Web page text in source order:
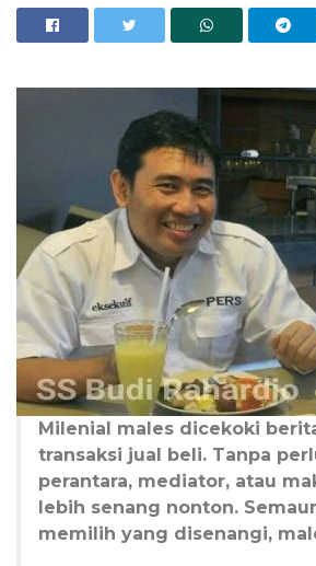
Milenial males dicekoki
transaksi jual beli. Tanpa
perantara, mediator, atau
lebih senang nonton.
memilih yang disenangi,